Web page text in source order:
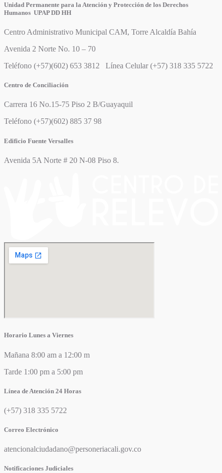
Unidad Permanente para la Atención y Protección de los Derechos
Humanos UPAP DD HH
Centro Administrativo Municipal CAM, Torre Alcaldía Bahía
Avenida 2 Norte No. 10 – 70
Teléfono (+57)(602) 653 3812 Línea Celular (+57) 318 335 5722
Centro de Conciliación
Carrera 16 No.15-75 Piso 2 B/Guayaquil
Teléfono (+57)(602) 885 37 98
Edificio Fuente Versalles
Avenida 5A Norte # 20 N-08 Piso 8.
Horario Lunes a Viernes
Mañana 8:00 am a 12:00 m
Tarde 1:00 pm a 5:00 pm
Línea de Atención 24 Horas
(+57) 318 335 5722
Correo Electrónico
atencionalciudadano@personeriacali.gov.co
Notificaciones Judiciales